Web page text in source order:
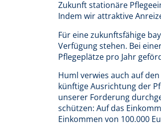
Zukunft stationäre
Indem wir attraktive
Für eine zukunftsfähige
Verfügung stehen. Bei
Pflegeplätze pro Jahr
Huml verwies auch auf
künftige Ausrichtung der
unserer Forderung
schützen: Auf das
Einkommen von 100.000